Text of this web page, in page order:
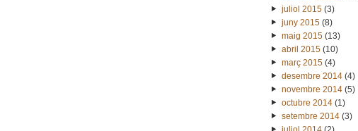
juliol 2015(3)
juny 2015(8)
maig 2015(13)
abril 2015(10)
març 2015(4)
desembre 2014(4)
novembre 2014(5)
octubre 2014(1)
setembre 2014(3)